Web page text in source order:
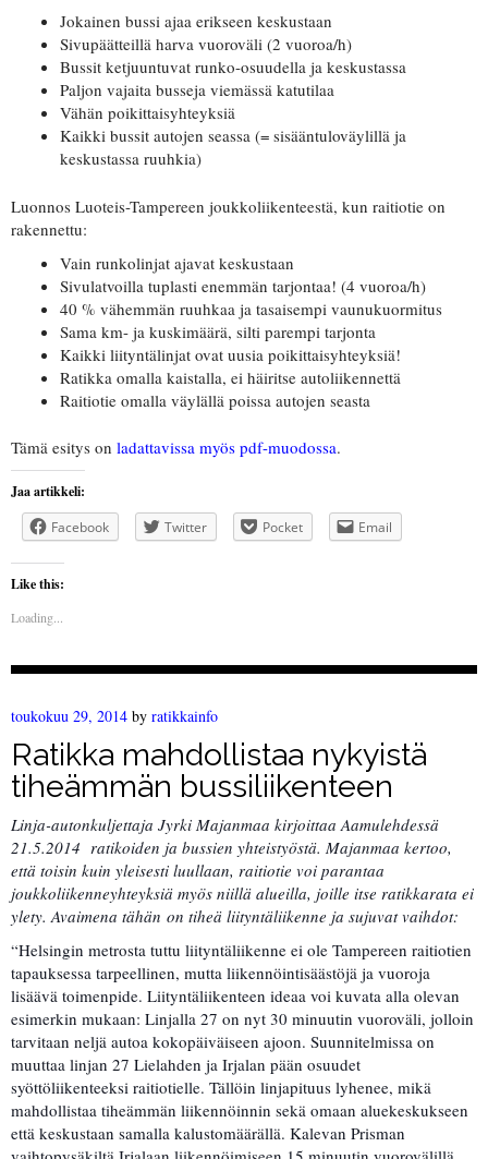
Jokainen bussi ajaa erikseen keskustaan
Sivupäätteillä harva vuoroväli (2 vuoroa/h)
Bussit ketjuuntuvat runko-osuudella ja keskustassa
Paljon vajaita busseja viemässä katutilaa
Vähän poikittaisyhteyksiä
Kaikki bussit autojen seassa (= sisääntuloväylillä ja
keskustassa ruuhkia)
Luonnos Luoteis-Tampereen joukkoliikenteestä, kun raitiotie on
rakennettu:
Vain runkolinjat ajavat keskustaan
Sivulatvoilla tuplasti enemmän tarjontaa! (4 vuoroa/h)
40 % vähemmän ruuhkaa ja tasaisempi vaunukuormitus
Sama km- ja kuskimäärä, silti parempi tarjonta
Kaikki liityntälinjat ovat uusia poikittaisyhteyksiä!
Ratikka omalla kaistalla, ei häiritse autoliikennettä
Raitiotie omalla väylällä poissa autojen seasta
Tämä esitys on ladattavissa myös pdf-muodossa.
Jaa artikkeli:
Facebook
Twitter Pocket Email
Like this:
Loading...
toukokuu 29, 2014 by ratikkainfo
Ratikka mahdollistaa nykyistä
tiheämmän bussiliikenteen
Linja-autonkuljettaja Jyrki Majanmaa kirjoittaa Aamulehdessä
21.5.2014 ratikoiden ja bussien yhteistyöstä. Majanmaa kertoo,
että toisin kuin yleisesti luullaan, raitiotie voi parantaa
joukkoliikenneyhteyksiä myös niillä alueilla, joille itse ratikkarata ei
ylety. Avaimena tähän on tiheä liityntäliikenne ja sujuvat vaihdot:
“Helsingin metrosta tuttu liityntäliikenne ei ole Tampereen raitiotien
tapauksessa tarpeellinen, mutta liikennöintisäästöjä ja vuoroja
lisäävä toimenpide. Liityntäliikenteen ideaa voi kuvata alla olevan
esimerkin mukaan: Linjalla 27 on nyt 30 minuutin vuoroväli, jolloin
tarvitaan neljä autoa kokopäiväiseen ajoon. Suunnitelmissa on
muuttaa linjan 27 Lielahden ja Irjalan pään osuudet
syöttöliikenteeksi raitiotielle. Tällöin linjapituus lyhenee, mikä
mahdollistaa tiheämmän liikennöinnin sekä omaan aluekeskukseen
että keskustaan samalla kalustomäärällä. Kalevan Prisman